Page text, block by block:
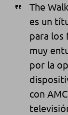
The
es un
para los
muy
por la
con